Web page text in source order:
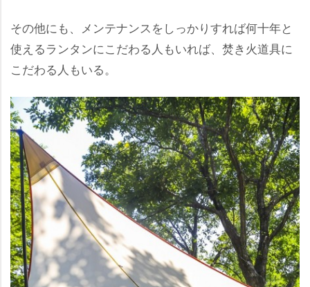
その他にも、メンテナンスをしっかりすれば何十年と
使えるランタンにこだわる人もいれば、焚き火道具に
こだわる人もいる。